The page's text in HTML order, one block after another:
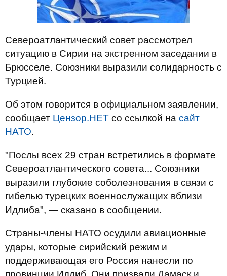
Североатлантический совет рассмотрел
ситуацию в Сирии на экстренном заседании в
Брюсселе. Союзники выразили солидарность с
Турцией.
Об этом говорится в официальном заявлении,
сообщает Цензор.НЕТ со ссылкой на сайт
НАТО.
"Послы всех 29 стран встретились в формате
Североатлантического совета... Союзники
выразили глубокие соболезнования в связи с
гибелью турецких военнослужащих вблизи
Идлиба", — сказано в сообщении.
Страны-члены НАТО осудили авиационные
удары, которые сирийский режим и
поддерживающая его Россия нанесли по